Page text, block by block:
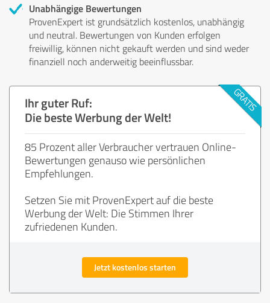
Unabhängige Bewertungen
ProvenExpert ist grundsätzlich kostenlos, unabhängig
und neutral. Bewertungen von Kunden erfolgen
freiwillig, können nicht gekauft werden und sind weder
finanziell noch anderweitig beeinflussbar.
Ihr guter Ruf:
Die beste Werbung der Welt!
85 Prozent aller Verbraucher vertrauen Online-
Bewertungen genauso wie persönlichen
Empfehlungen.
Setzen Sie mit ProvenExpert auf die beste
Werbung der Welt: Die Stimmen Ihrer
zufriedenen Kunden.
Jetzt kostenlos starten